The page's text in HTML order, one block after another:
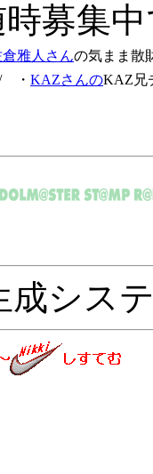
募集
倉雅人さんの気まま散
・ KAZさんのKAZ兄
成シス